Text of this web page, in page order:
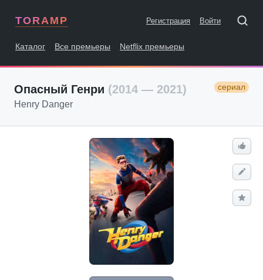
TORAMP Регистрация Войти
Каталог Все премьеры Netflix премьеры
Опасный Генри (2014 — 2021) сериал
Henry Danger